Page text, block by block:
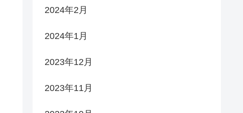
2024年2月
2024年1月
2023年12月
2023年11月